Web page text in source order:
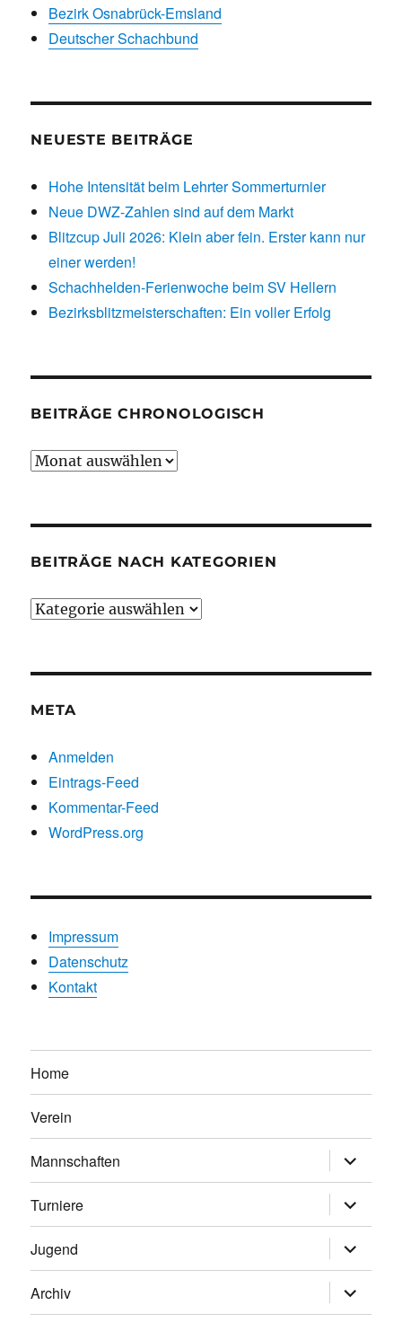
Bezirk Osnabrück-Emsland
Deutscher Schachbund
NEUESTE BEITRÄGE
Hohe Intensität beim Lehrter Sommerturnier
Neue DWZ-Zahlen sind auf dem Markt
Blitzcup Juli 2026: Klein aber fein. Erster kann nur
einer werden!
Schachhelden-Ferienwoche beim SV Hellern
Bezirksblitzmeisterschaften: Ein voller Erfolg
BEITRÄGE CHRONOLOGISCH
Beiträge
BEITRÄGE NACH KATEGORIEN
Beiträge
META
Anmelden
Eintrags-Feed
Kommentar-Feed
WordPress.org
Impressum
Datenschutz
Kontakt
Home
Verein
Mannschaften
anzeigen
Turniere
anzeigen
Jugend
anzeigen
Archiv
anzeigen